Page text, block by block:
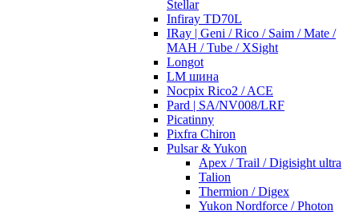
Stellar
Infiray TD70L
IRay | Geni / Rico / Saim / Mate /
MAH / Tube / XSight
Longot
LM шина
Nocpix Rico2 / ACE
Pard | SA/NV008/LRF
Picatinny
Pixfra Chiron
Pulsar & Yukon
Apex / Trail / Digisight ultra
Talion
Thermion / Digex
Yukon Nordforce / Photon